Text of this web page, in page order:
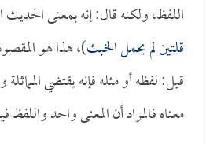
اللفظ، ولكنه قال: إنه بمعنى الحديث
قلتين لم يحمل الخبث)، هذا هو
قيل: لفظه أو مثله فإنه يقتضي المماثلة
معناه فالمراد أن المعنى واحد واللفظ